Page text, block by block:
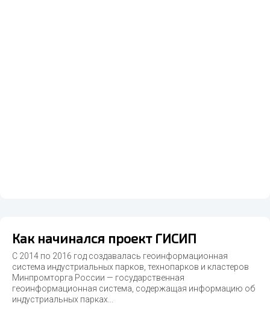
Как начинался проект ГИСИП
С 2014 по 2016 год создавалась геоинформационная
система индустриальных парков, технопарков и кластеров
Минпромторга России — государственная
геоинформационная система, содержащая информацию об
индустриальных парках...